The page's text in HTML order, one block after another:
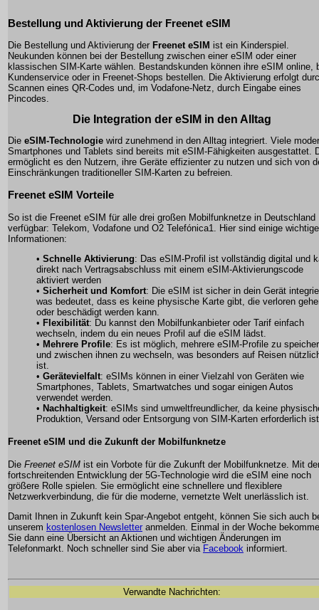
Bestellung und Aktivierung der Freenet eSIM
Die Bestellung und Aktivierung der Freenet eSIM ist ein Kinderspiel.
Neukunden können bei der Bestellung zwischen einer eSIM oder einer
klassischen SIM-Karte wählen. Bestandskunden können ihre eSIM online,
Kundenservice oder in Freenet-Shops bestellen. Die Aktivierung erfolgt
Scannen eines QR-Codes und, im Vodafone-Netz, durch Eingabe eines
Pincodes.
Die Integration der eSIM in den Alltag
Die eSIM-Technologie wird zunehmend in den Alltag integriert. Viele
Smartphones und Tablets sind bereits mit eSIM-Fähigkeiten ausgestattet.
ermöglicht es den Nutzern, ihre Geräte effizienter zu nutzen und sich von
Einschränkungen traditioneller SIM-Karten zu befreien.
Freenet eSIM Vorteile
So ist die Freenet eSIM für alle drei großen Mobilfunknetze in Deutschland
verfügbar: Telekom, Vodafone und O2 Telefónica1. Hier sind einige wichtige
Informationen:
• Schnelle Aktivierung: Das eSIM-Profil ist vollständig digital und
direkt nach Vertragsabschluss mit einem eSIM-Aktivierungscode
aktiviert werden
• Sicherheit und Komfort: Die eSIM ist sicher in dein Gerät
was bedeutet, dass es keine physische Karte gibt, die verloren
oder beschädigt werden kann.
• Flexibilität: Du kannst den Mobilfunkanbieter oder Tarif einfach
wechseln, indem du ein neues Profil auf die eSIM lädst.
• Mehrere Profile: Es ist möglich, mehrere eSIM-Profile zu
und zwischen ihnen zu wechseln, was besonders auf Reisen
ist.
• Gerätevielfalt: eSIMs können in einer Vielzahl von Geräten wie
Smartphones, Tablets, Smartwatches und sogar einigen Autos
verwendet werden.
• Nachhaltigkeit: eSIMs sind umweltfreundlicher, da keine
Produktion, Versand oder Entsorgung von SIM-Karten erforderlich
Freenet eSIM und die Zukunft der Mobilfunknetze
Die Freenet eSIM ist ein Vorbote für die Zukunft der Mobilfunknetze. Mit
fortschreitenden Entwicklung der 5G-Technologie wird die eSIM eine noch
größere Rolle spielen. Sie ermöglicht eine schnellere und flexiblere
Netzwerkverbindung, die für die moderne, vernetzte Welt unerlässlich ist.
Damit Ihnen in Zukunft kein Spar-Angebot entgeht, können Sie sich auch
unserem kostenlosen Newsletter anmelden. Einmal in der Woche
Sie dann eine Übersicht an Aktionen und wichtigen Änderungen im
Telefonmarkt. Noch schneller sind Sie aber via Facebook informiert.
Verwandte Nachrichten: